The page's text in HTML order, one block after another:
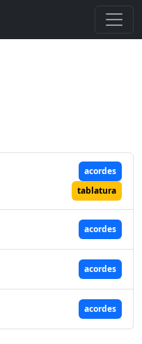
acordes
tablatura
acordes
acordes
acordes